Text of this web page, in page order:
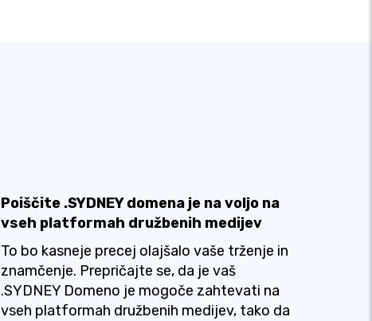
Poiščite .SYDNEY domena je na voljo na
vseh platformah družbenih medijev
To bo kasneje precej olajšalo vaše trženje in
znamčenje. Prepričajte se, da je vaš
.SYDNEY Domeno je mogoče zahtevati na
vseh platformah družbenih medijev, tako da